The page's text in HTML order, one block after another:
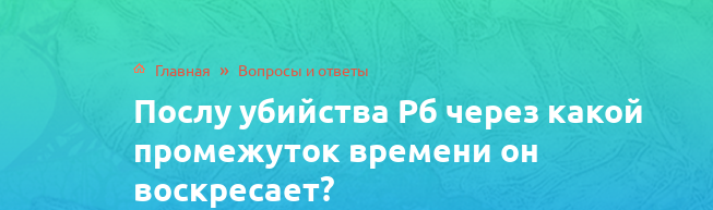
Главная » Вопросы и ответы
Послу убийства Рб через какой
промежуток времени он
воскресает?